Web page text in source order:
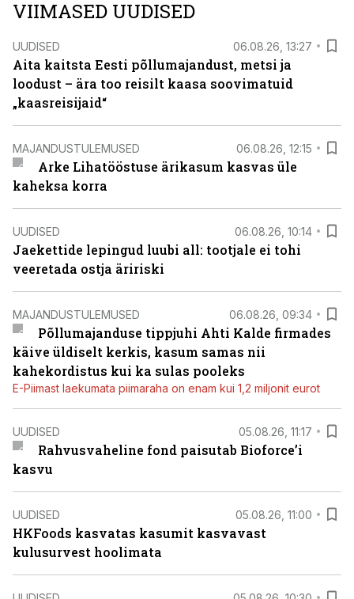
VIIMASED UUDISED
UUDISED 06.08.26, 13:27
Aita kaitsta Eesti põllumajandust, metsi ja
loodust – ära too reisilt kaasa soovimatuid
„kaasreisijaid“
MAJANDUSTULEMUSED 06.08.26, 12:15
Arke Lihatööstuse ärikasum kasvas üle
kaheksa korra
UUDISED 06.08.26, 10:14
Jaekettide lepingud luubi all: tootjale ei tohi
veeretada ostja äririski
MAJANDUSTULEMUSED 06.08.26, 09:34
Põllumajanduse tippjuhi Ahti Kalde firmades
käive üldiselt kerkis, kasum samas nii
kahekordistus kui ka sulas pooleks
E-Piimast laekumata piimaraha on enam kui 1,2 miljonit eurot
UUDISED 05.08.26, 11:17
Rahvusvaheline fond paisutab Bioforce’i
kasvu
UUDISED 05.08.26, 11:00
HKFoods kasvatas kasumit kasvavast
kulusurvest hoolimata